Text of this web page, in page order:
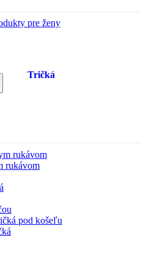
pre ženy
Tričká
rukávom
rukávom
pod košeľu